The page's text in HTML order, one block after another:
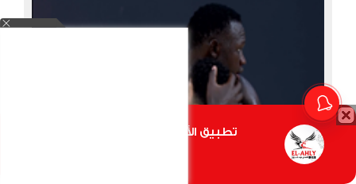
تطبيق الأهلي.كوم متاح الأن